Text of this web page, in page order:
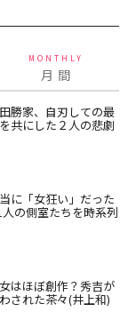
MONTHLY
月 間
勝家、自刃しての最
共にした２人の悲劇
に「女狂い」だった
の側室たちを時系列
はほぼ創作？秀吉が
された茶々(井上和)